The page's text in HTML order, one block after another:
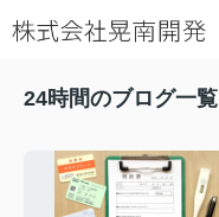
24時間のブログ一覧